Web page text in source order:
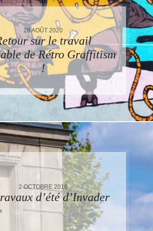
28 AOÛT 2020
sur le travail
de Rétro Graffitism
!
2 OCTOBRE 2016
d’été d’Invader